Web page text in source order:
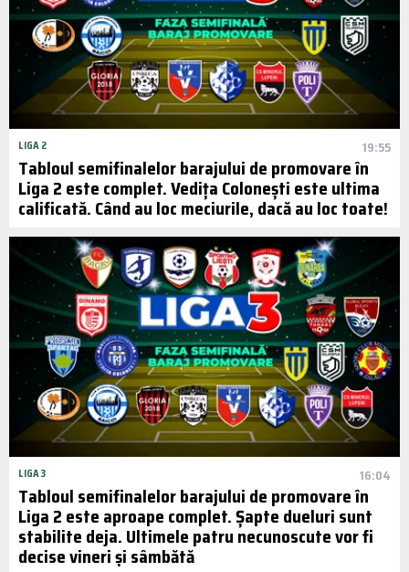
LIGA 2 19:55
Tabloul semifinalelor barajului de promovare în
Liga 2 este complet. Vedița Colonești este ultima
calificată. Când au loc meciurile, dacă au loc toate!
LIGA 3 16:04
Tabloul semifinalelor barajului de promovare în
Liga 2 este aproape complet. Șapte dueluri sunt
stabilite deja. Ultimele patru necunoscute vor fi
decise vineri și sâmbătă